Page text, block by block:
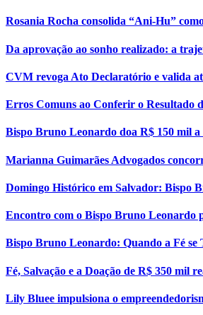
Rosania Rocha consolida “Ani-Hu”
Da aprovação ao sonho realizado: a
CVM revoga Ato Declaratório e valida
Erros Comuns ao Conferir o Resultado
Bispo Bruno Leonardo doa R$ 150 mil
Marianna Guimarães Advogados
Domingo Histórico em Salvador: Bispo
Encontro com o Bispo Bruno Leonardo
Bispo Bruno Leonardo: Quando a Fé se
Fé, Salvação e a Doação de R$ 350 mil
Lily Bluee impulsiona o